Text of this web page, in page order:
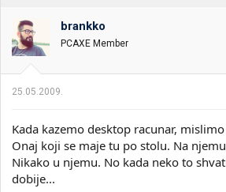
e
t
n
t
m
e
u
m
t
j
brankko
PCAXE Member
25.05.2009.
Kada kazemo desktop racunar,
Onaj koji se maje tu po stolu. Na
Nikako u njemu. No kada neko to
dobije...